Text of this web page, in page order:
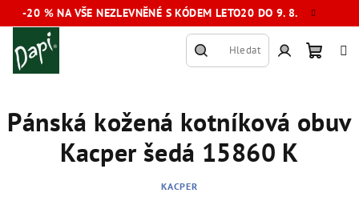
Přejít
na
-20 % NA VŠE NEZLEVNĚNÉ S KÓDEM LETO20 DO 9. 8.
Hledat
košík
Pánská kožená kotníková obuv
Kacper šedá 15860 K
KACPER